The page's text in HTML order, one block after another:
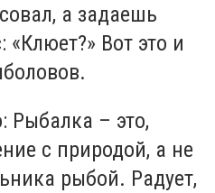
а задаешь
Вот это и
Рыбалка – это,
с природой, а не
рыбой. Радует,